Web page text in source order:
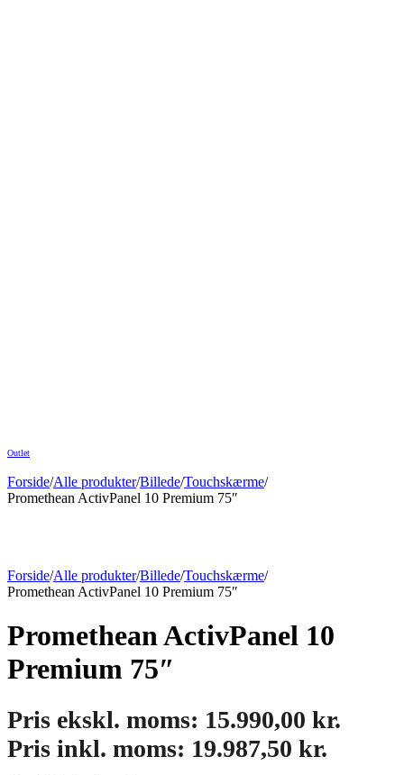
Outlet
Forside/Alle produkter/Billede/Touchskærme/
Promethean ActivPanel 10 Premium 75″
Forside/Alle produkter/Billede/Touchskærme/
Promethean ActivPanel 10 Premium 75″
Promethean ActivPanel 10
Premium 75″
Pris ekskl. moms: 15.990,00 kr.
Pris inkl. moms: 19.987,50 kr.